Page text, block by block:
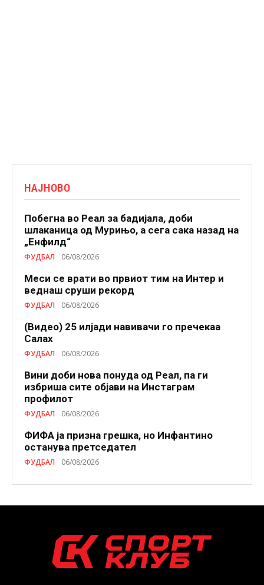
НАЈНОВО
Побегна во Реал за бадијала, доби
шлаканица од Мурињо, а сега сака назад на
„Енфилд“
ФУДБАЛ 06/08/2026
Меси се врати во првиот тим на Интер и
веднаш сруши рекорд
ФУДБАЛ 06/08/2026
(Видео) 25 илјади навивачи го пречекаа
Салах
ФУДБАЛ 06/08/2026
Вини доби нова понуда од Реал, па ги
избриша сите објави на Инстаграм
профилот
ФУДБАЛ 06/08/2026
ФИФА ја призна грешка, но Инфантино
останува претседател
ФУДБАЛ 06/08/2026